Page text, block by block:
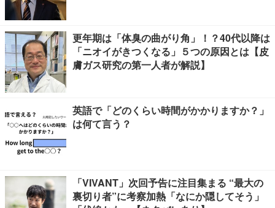
更年期は「体臭の曲がり角」！？40代以降は
「ニオイがきつくなる」５つの原因とは【皮
膚ガス研究の第一人者が解説】
英語で「どのくらい時間がかかりますか？」
は何て言う？
「VIVANT」次回予告に注目集まる “最大の
裏切り者”に考察加熱「なにか隠してそう」